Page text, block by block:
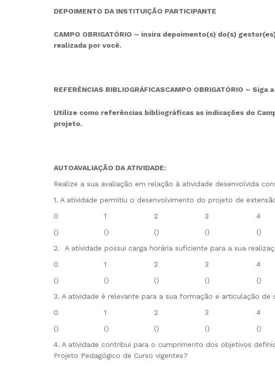
DEPOIMENTO DA INSTITUIÇÃO PARTICIPANTE
CAMPO OBRIGATÓRIO – insira depoimento(s) do(s)
realizada por você.
REFERÊNCIAS BIBLIOGRÁFICASCAMPO OBRIGATÓRIO –
Utilize como referências bibliográficas as indicações do
projeto.
AUTOAVALIAÇÃO DA ATIVIDADE:
Realize a sua avaliação em relação à atividade desenvolvida
1. A atividade permitiu o desenvolvimento do projeto de
0
1 2 3 4
()
() () () ()
2. A atividade possui carga horária suficiente para a sua
0
1 2 3 4
()
() () () ()
3. A atividade é relevante para a sua formação e articulação de
0
1 2 3 4
()
() () () ()
4. A atividade contribui para o cumprimento dos objetivos
Projeto Pedagógico de Curso vigentes?